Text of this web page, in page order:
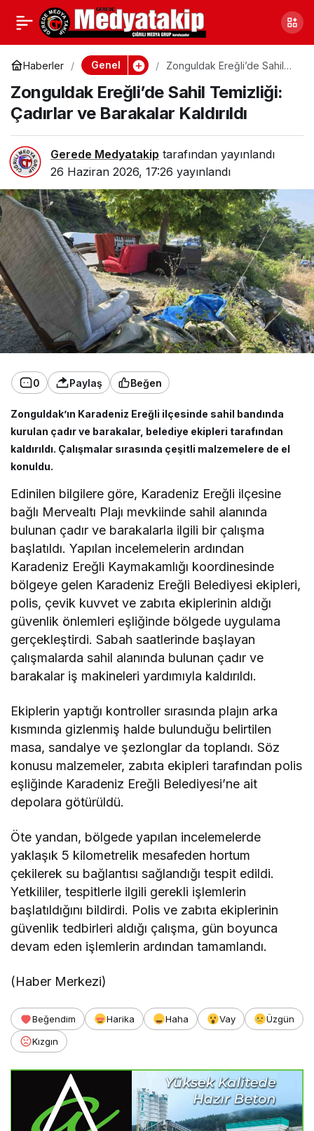
Haberler Genel
Zonguldak Ereğli’de Sahil
Barakalar Kaldırıldı
Zonguldak Ereğli’de Sahil Temizliği:
Çadırlar ve Barakalar Kaldırıldı
Gerede Medyatakip tarafından yayınlandı
26 Haziran 2026, 17:26 yayınlandı
0 Paylaş Beğen
Zonguldak’ın Karadeniz Ereğli ilçesinde sahil bandında
kurulan çadır ve barakalar, belediye ekipleri tarafından
kaldırıldı. Çalışmalar sırasında çeşitli malzemelere de el
konuldu.
Edinilen bilgilere göre, Karadeniz Ereğli ilçesine
bağlı Mervealtı Plajı mevkiinde sahil alanında
bulunan çadır ve barakalarla ilgili bir çalışma
başlatıldı. Yapılan incelemelerin ardından
Karadeniz Ereğli Kaymakamlığı koordinesinde
bölgeye gelen Karadeniz Ereğli Belediyesi ekipleri,
polis, çevik kuvvet ve zabıta ekiplerinin aldığı
güvenlik önlemleri eşliğinde bölgede uygulama
gerçekleştirdi. Sabah saatlerinde başlayan
çalışmalarda sahil alanında bulunan çadır ve
barakalar iş makineleri yardımıyla kaldırıldı.
Ekiplerin yaptığı kontroller sırasında plajın arka
kısmında gizlenmiş halde bulunduğu belirtilen
masa, sandalye ve şezlonglar da toplandı. Söz
konusu malzemeler, zabıta ekipleri tarafından polis
eşliğinde Karadeniz Ereğli Belediyesi’ne ait
depolara götürüldü.
Öte yandan, bölgede yapılan incelemelerde
yaklaşık 5 kilometrelik mesafeden hortum
çekilerek su bağlantısı sağlandığı tespit edildi.
Yetkililer, tespitlerle ilgili gerekli işlemlerin
başlatıldığını bildirdi. Polis ve zabıta ekiplerinin
güvenlik tedbirleri aldığı çalışma, gün boyunca
devam eden işlemlerin ardından tamamlandı.
(Haber Merkezi)
Beğendim Harika Haha Vay
Üzgün
Kızgın
Bilecik’te Bir Günde
Onlarca Çift Nikah
Masasına Oturdu:
Nedeni Belli Oldu
Paylaş